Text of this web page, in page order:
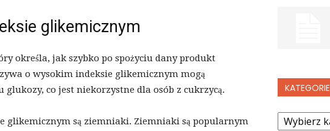
glikemicznym
określa, jak szybko po spożyciu dany produkt
o wysokim indeksie glikemicznym mogą
co jest niekorzystne dla osób z cukrzycą.
glikemicznym są ziemniaki. Ziemniaki są popularnym
KATEGORIE
Kategorie